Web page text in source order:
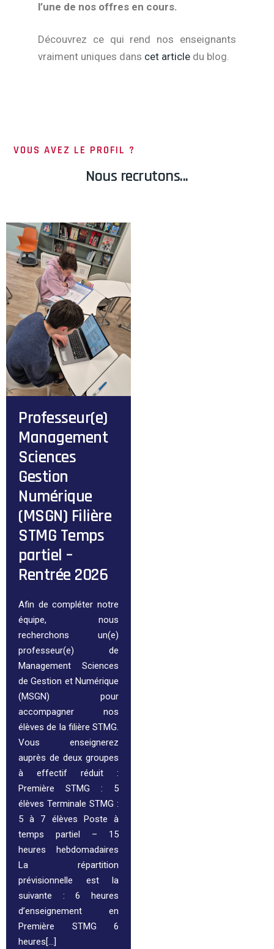
l’une de nos offres en cours.
Découvrez ce qui rend nos enseignants
vraiment uniques dans cet article du blog.
VOUS AVEZ LE PROFIL ?
Nous recrutons...
Professeur(e)
Management
Sciences
Gestion
Numérique
(MSGN) Filière
STMG Temps
partiel –
Rentrée 2026
Afin de compléter notre
équipe, nous
recherchons un(e)
professeur(e) de
Management Sciences
de Gestion et Numérique
(MSGN) pour
accompagner nos
élèves de la filière STMG.
Vous enseignerez
auprès de deux groupes
à effectif réduit :
Première STMG : 5
élèves Terminale STMG :
5 à 7 élèves Poste à
temps partiel – 15
heures hebdomadaires
La répartition
prévisionnelle est la
suivante : 6 heures
d’enseignement en
Première STMG 6
heures[…]